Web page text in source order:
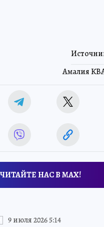
Амалия
ЧИТАЙТЕ НАС В МАХ!
9 июля 2026 5:14